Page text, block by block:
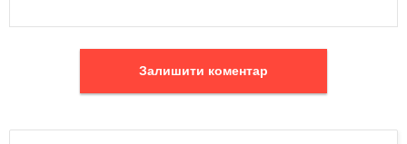
Залишити коментар